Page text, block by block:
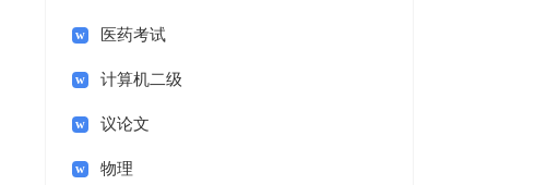
医药考试
计算机二级
议论文
物理